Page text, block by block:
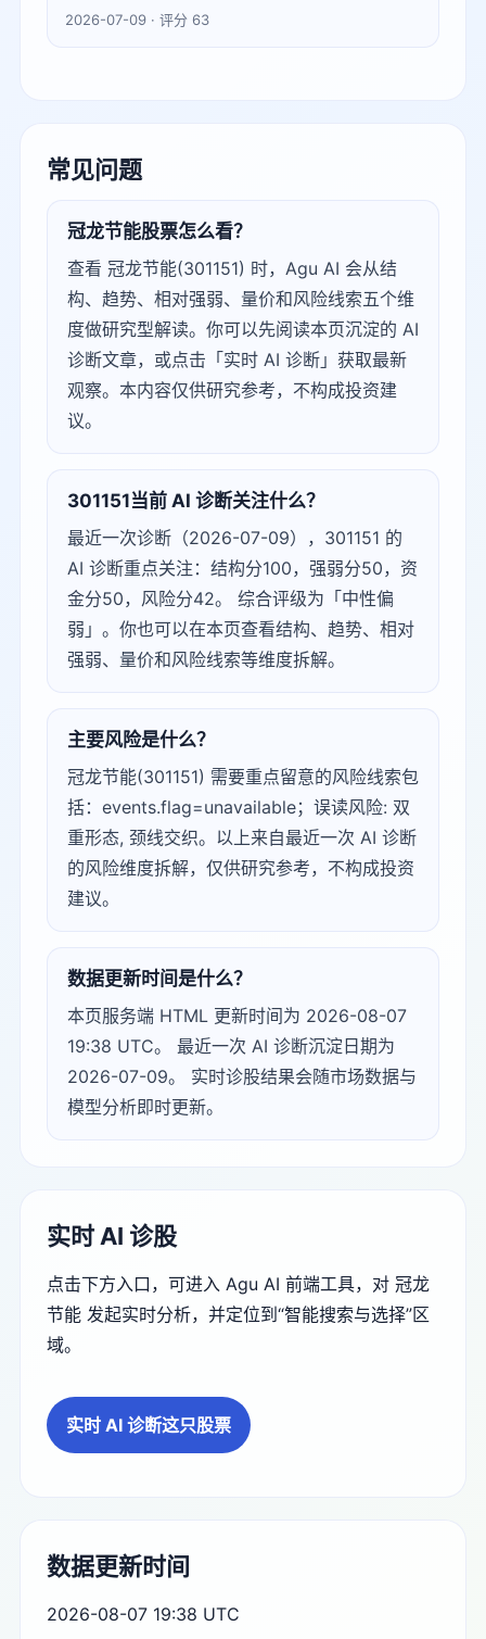
2026-07-09 · 评分 63
常见问题
冠龙节能股票怎么看？
查看 冠龙节能(301151) 时，Agu AI 会从结
构、趋势、相对强弱、量价和风险线索五个维
度做研究型解读。你可以先阅读本页沉淀的 AI
诊断文章，或点击「实时 AI 诊断」获取最新
观察。本内容仅供研究参考，不构成投资建
议。
301151当前 AI 诊断关注什么？
最近一次诊断（2026-07-09），301151 的
AI 诊断重点关注：结构分100，强弱分50，资
金分50，风险分42。 综合评级为「中性偏
弱」。你也可以在本页查看结构、趋势、相对
强弱、量价和风险线索等维度拆解。
主要风险是什么？
冠龙节能(301151) 需要重点留意的风险线索包
括：events.flag=unavailable；误读风险: 双
重形态, 颈线交织。以上来自最近一次 AI 诊断
的风险维度拆解，仅供研究参考，不构成投资
建议。
数据更新时间是什么？
本页服务端 HTML 更新时间为 2026-08-07
19:38 UTC。 最近一次 AI 诊断沉淀日期为
2026-07-09。 实时诊股结果会随市场数据与
模型分析即时更新。
实时 AI 诊股
点击下方入口，可进入 Agu AI 前端工具，对 冠龙
节能 发起实时分析，并定位到“智能搜索与选择”区
域。
实时 AI 诊断这只股票
数据更新时间
2026-08-07 19:38 UTC